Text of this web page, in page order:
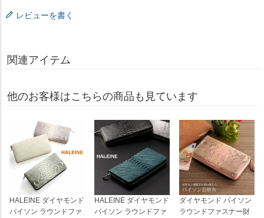
レビューを書く
関連アイテム
他のお客様はこちらの商品も見ています
HALEINE ダイヤモンド
パイソン ラウンドファ
HALEINE ダイヤモンド
パイソン ラウンドファ
ダイヤモンド パイソン
ラウンドファスナー財